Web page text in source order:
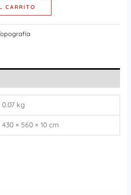
CARRITO
0.07 kg
430 × 560 × 10 cm